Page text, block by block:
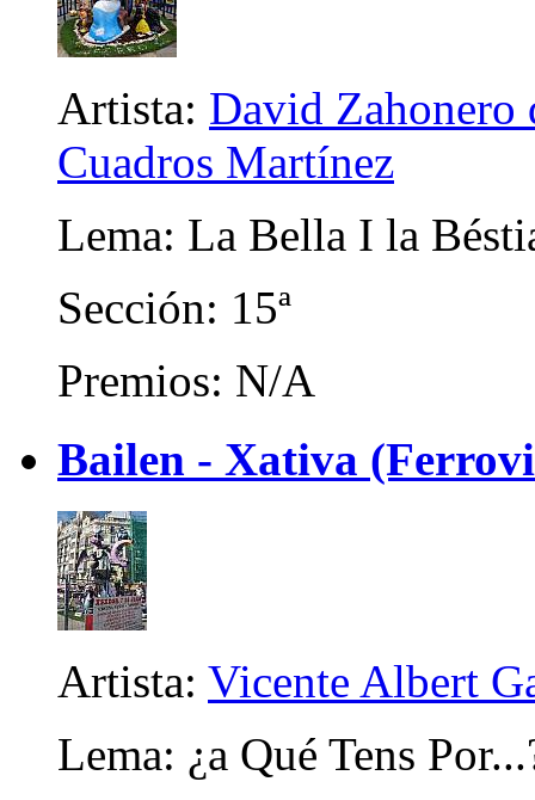
Artista: David Zahonero
Cuadros Martínez
Lema: La Bella I la
Sección: 15ª
Premios: N/A
Bailen - Xativa
Artista: Vicente Albert
Lema: ¿a Qué Tens